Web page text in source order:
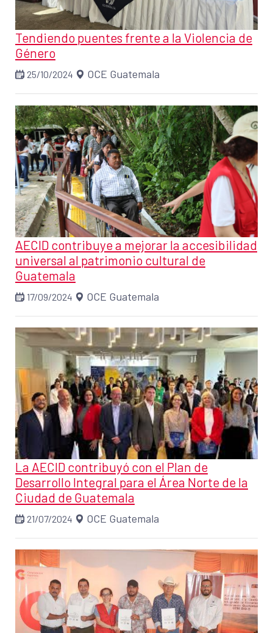
Tendiendo puentes frente a la Violencia de
Género
25/10/2024 OCE Guatemala
AECID contribuye a mejorar la accesibilidad
universal al patrimonio cultural de
Guatemala
17/09/2024 OCE Guatemala
La AECID contribuyó con el Plan de
Desarrollo Integral para el Área Norte de la
Ciudad de Guatemala
21/07/2024 OCE Guatemala